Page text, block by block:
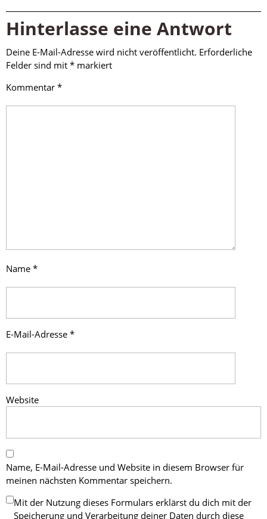
Hinterlasse eine Antwort
Deine E-Mail-Adresse wird nicht veröffentlicht. Erforderliche
Felder sind mit * markiert
Kommentar *
Name *
E-Mail-Adresse *
Website
Name, E-Mail-Adresse und Website in diesem Browser für
meinen nächsten Kommentar speichern.
Mit der Nutzung dieses Formulars erklärst du dich mit der
Speicherung und Verarbeitung deiner Daten durch diese